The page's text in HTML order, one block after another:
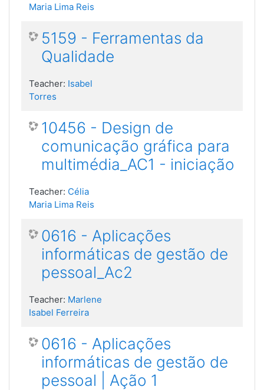
Maria Lima Reis
5159 - Ferramentas da
Qualidade
Teacher: Isabel
Torres
10456 - Design de
comunicação gráfica para
multimédia_AC1 - iniciação
Teacher: Célia
Maria Lima Reis
0616 - Aplicações
informáticas de gestão de
pessoal_Ac2
Teacher: Marlene
Isabel Ferreira
0616 - Aplicações
informáticas de gestão de
pessoal | Ação 1